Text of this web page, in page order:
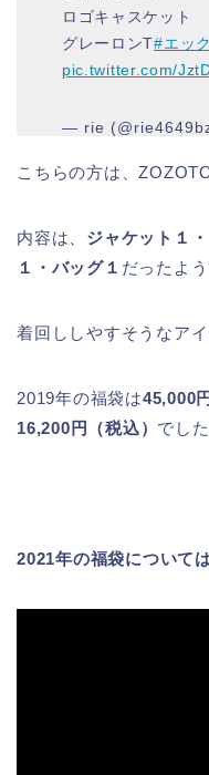
ロゴキャスケット
グレーロンT#エッ
pic.twitter.com/
— rie
こちらの方は、
内容は、 ジャケット１
１・バッグ１ だったよう
着回ししやすそうなアイ
2019年の福袋は45,000
16,200円（税込） でした
2021年の福袋について